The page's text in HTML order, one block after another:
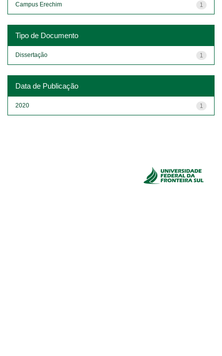
1
Campus Erechim
Tipo de Documento
1
Dissertação
Data de Publicação
1
2020